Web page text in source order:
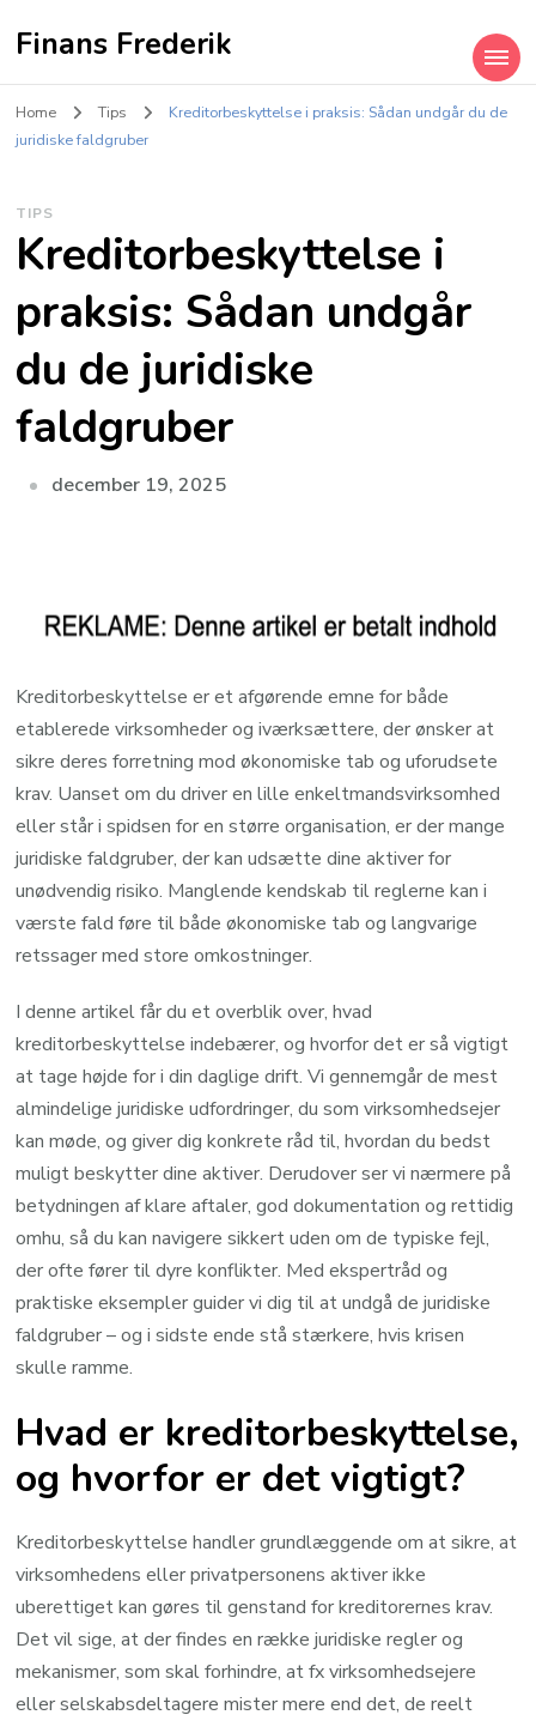
Finans Frederik
Home Tips
Kreditorbeskyttelse i praksis: Sådan undgår du de
juridiske faldgruber
TIPS
Kreditorbeskyttelse i
praksis: Sådan undgår
du de juridiske
faldgruber
december 19, 2025
Kreditorbeskyttelse er et afgørende emne for både
etablerede virksomheder og iværksættere, der ønsker at
sikre deres forretning mod økonomiske tab og uforudsete
krav. Uanset om du driver en lille enkeltmandsvirksomhed
eller står i spidsen for en større organisation, er der mange
juridiske faldgruber, der kan udsætte dine aktiver for
unødvendig risiko. Manglende kendskab til reglerne kan i
værste fald føre til både økonomiske tab og langvarige
retssager med store omkostninger.
I denne artikel får du et overblik over, hvad
kreditorbeskyttelse indebærer, og hvorfor det er så vigtigt
at tage højde for i din daglige drift. Vi gennemgår de mest
almindelige juridiske udfordringer, du som virksomhedsejer
kan møde, og giver dig konkrete råd til, hvordan du bedst
muligt beskytter dine aktiver. Derudover ser vi nærmere på
betydningen af klare aftaler, god dokumentation og rettidig
omhu, så du kan navigere sikkert uden om de typiske fejl,
der ofte fører til dyre konflikter. Med ekspertråd og
praktiske eksempler guider vi dig til at undgå de juridiske
faldgruber – og i sidste ende stå stærkere, hvis krisen
skulle ramme.
Hvad er kreditorbeskyttelse,
og hvorfor er det vigtigt?
Kreditorbeskyttelse handler grundlæggende om at sikre, at
virksomhedens eller privatpersonens aktiver ikke
uberettiget kan gøres til genstand for kreditorernes krav.
Det vil sige, at der findes en række juridiske regler og
mekanismer, som skal forhindre, at fx virksomhedsejere
eller selskabsdeltagere mister mere end det, de reelt